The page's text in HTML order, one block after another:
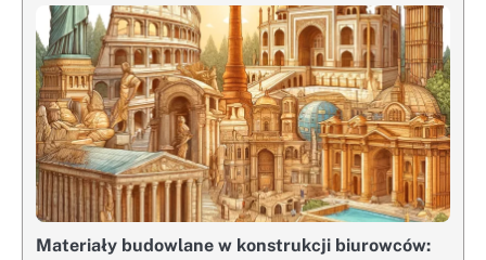
Materiały budowlane w konstrukcji biurowców: